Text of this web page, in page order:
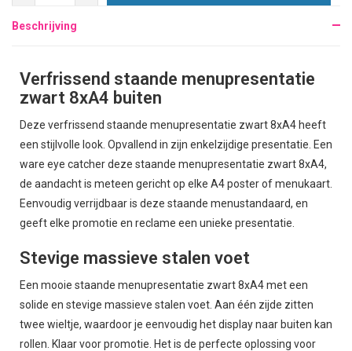
Beschrijving
Verfrissend staande menupresentatie
zwart 8xA4 buiten
Deze verfrissend staande menupresentatie zwart 8xA4 heeft
een stijlvolle look. Opvallend in zijn enkelzijdige presentatie. Een
ware eye catcher deze staande menupresentatie zwart 8xA4,
de aandacht is meteen gericht op elke A4 poster of menukaart.
Eenvoudig verrijdbaar is deze staande menustandaard, en
geeft elke promotie en reclame een unieke presentatie.
Stevige massieve stalen voet
Een mooie staande menupresentatie zwart 8xA4 met een
solide en stevige massieve stalen voet. Aan één zijde zitten
twee wieltje, waardoor je eenvoudig het display naar buiten kan
rollen. Klaar voor promotie. Het is de perfecte oplossing voor